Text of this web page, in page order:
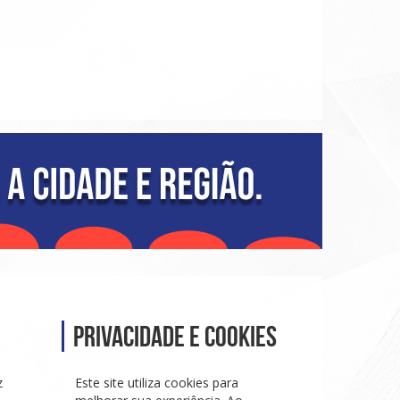
Privacidade e Cookies
Este site utiliza cookies para